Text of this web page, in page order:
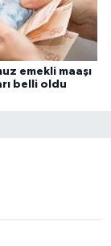
emekli maaşı
belli oldu